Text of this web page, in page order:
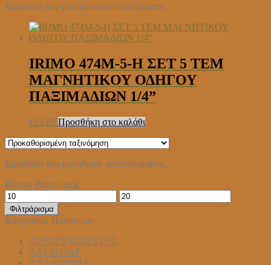
Εμφάνιση του μοναδικού αποτελέσματος
IRIMO 474M-5-H ΣΕΤ 5 ΤΕΜ
ΜΑΓΝΗΤΙΚΟΥ ΟΔΗΓΟΥ
ΠΑΞΙΜΑΔΙΩΝ 1/4”
€15,82 Προσθήκη στο καλάθι
Εμφάνιση του μοναδικού αποτελέσματος
Φίλτρο βάσει τιμής
Ελάχιστη
τιμή
Μέγιστη
τιμή
Φιλτράρισμα
Κατηγορίες Προϊόντων
ΑΕΡΟΣΥΜΠΙΕΣΤΗΣ
ΑΛΕΖΟΥΑΡ
ΑΝΑΛΩΣΙΜΑ